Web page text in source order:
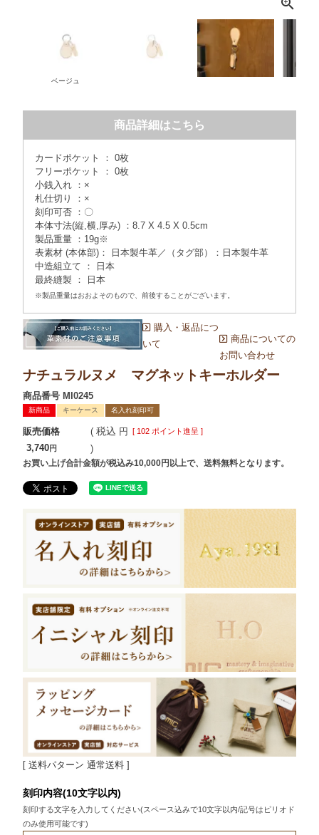
ベージュ
商品詳細はこちら
カードポケット ： 0枚
フリーポケット ： 0枚
小銭入れ ：×
札仕切り ：×
刻印可否 ：〇
本体寸法(縦,横,厚み) ：8.7 X 4.5 X 0.5cm
製品重量 ：19g※
表素材 (本体部)： 日本製牛革／（タグ部）：日本製牛革
中造組立て ： 日本
最終縫製 ： 日本
※製品重量はおおよそのもので、前後することがございます。
購入・返品につ
いて
商品についての
お問い合わせ
ナチュラルヌメ マグネットキーホルダー
商品番号 MI0245
新商品 キーケース 名入れ刻印可
販売価格
3,740
税込 [ 102 ポイント進呈 ]
お買い上げ合計金額が税込み10,000円以上で、送料無料となります。
送料パターン 通常送料
刻印内容(10文字以内)
刻印する文字を入力してください(スペース込みで10文字以内/記号はピリオド
のみ使用可能です)